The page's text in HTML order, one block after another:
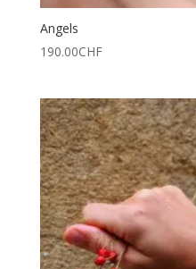
Angels
190.00CHF